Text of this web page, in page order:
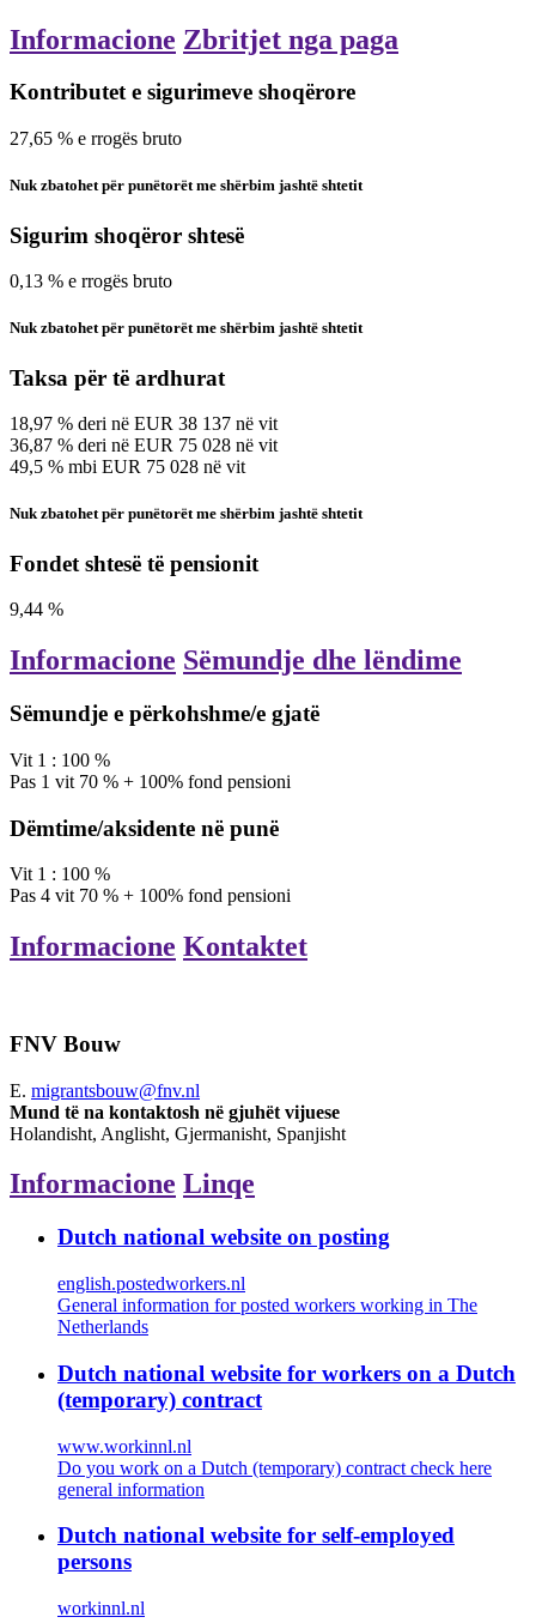
Informacione Zbritjet nga paga
Kontributet e sigurimeve shoqërore
27,65 % e rrogës bruto
Nuk zbatohet për punëtorët me shërbim jashtë shtetit
Sigurim shoqëror shtesë
0,13 % e rrogës bruto
Nuk zbatohet për punëtorët me shërbim jashtë shtetit
Taksa për të ardhurat
18,97 % deri në EUR 38 137 në vit
36,87 % deri në EUR 75 028 në vit
49,5 % mbi EUR 75 028 në vit
Nuk zbatohet për punëtorët me shërbim jashtë shtetit
Fondet shtesë të pensionit
9,44 %
Informacione Sëmundje dhe lëndime
Sëmundje e përkohshme/e gjatë
Vit 1 : 100 %
Pas 1 vit 70 % + 100% fond pensioni
Dëmtime/aksidente në punë
Vit 1 : 100 %
Pas 4 vit 70 % + 100% fond pensioni
Informacione Kontaktet
FNV Bouw
E. migrantsbouw@fnv.nl
Mund të na kontaktosh në gjuhët vijuese
Holandisht, Anglisht, Gjermanisht, Spanjisht
Informacione Linqe
Dutch national website on posting
english.postedworkers.nl
General information for posted workers working in The
Netherlands
Dutch national website for workers on a Dutch
(temporary) contract
www.workinnl.nl
Do you work on a Dutch (temporary) contract check here
general information
Dutch national website for self-employed
persons
workinnl.nl